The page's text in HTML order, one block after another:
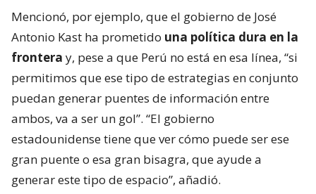
Mencionó, por ejemplo, que el gobierno de José
Antonio Kast ha prometido una política dura en la
frontera y, pese a que Perú no está en esa línea, “si
permitimos que ese tipo de estrategias en conjunto
puedan generar puentes de información entre
ambos, va a ser un gol”. “El gobierno
estadounidense tiene que ver cómo puede ser ese
gran puente o esa gran bisagra, que ayude a
generar este tipo de espacio”, añadió.